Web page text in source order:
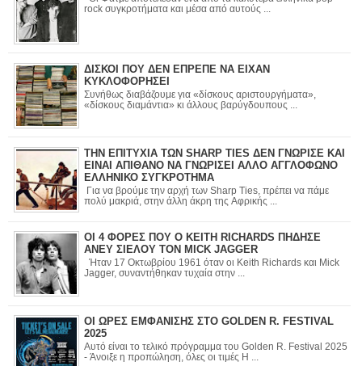
rock συγκροτήματα και μέσα από αυτούς ...
ΔΙΣΚΟΙ ΠΟΥ ΔΕΝ ΕΠΡΕΠΕ ΝΑ ΕΙΧΑΝ
ΚΥΚΛΟΦΟΡΗΣΕΙ
Συνήθως διαβάζουμε για «δίσκους αριστουργήματα»,
«δίσκους διαμάντια» κι άλλους βαρύγδουπους ...
ΤΗΝ ΕΠΙΤΥΧΙΑ ΤΩΝ SHARP TIES ΔΕΝ ΓΝΩΡΙΣΕ ΚΑΙ
ΕΙΝΑΙ ΑΠΙΘΑΝΟ ΝΑ ΓΝΩΡΙΣΕΙ ΑΛΛΟ ΑΓΓΛΟΦΩΝΟ
ΕΛΛΗΝΙΚΟ ΣΥΓΚΡΟΤΗΜΑ
Για να βρούμε την αρχή των Sharp Ties, πρέπει να πάμε
πολύ μακριά, στην άλλη άκρη της Αφρικής ...
ΟΙ 4 ΦΟΡΕΣ ΠΟΥ Ο KEITH RICHARDS ΠΗΔΗΣΕ
ΑΝΕΥ ΣΙΕΛΟΥ ΤΟΝ MICK JAGGER
Ήταν 17 Οκτωβρίου 1961 όταν οι Keith Richards και Mick
Jagger, συναντήθηκαν τυχαία στην ...
ΟΙ ΩΡΕΣ ΕΜΦΑΝΙΣΗΣ ΣΤΟ GOLDEN R. FESTIVAL
2025
Αυτό είναι το τελικό πρόγραμμα του Golden R. Festival 2025
- Άνοιξε η προπώληση, όλες οι τιμές Η ...